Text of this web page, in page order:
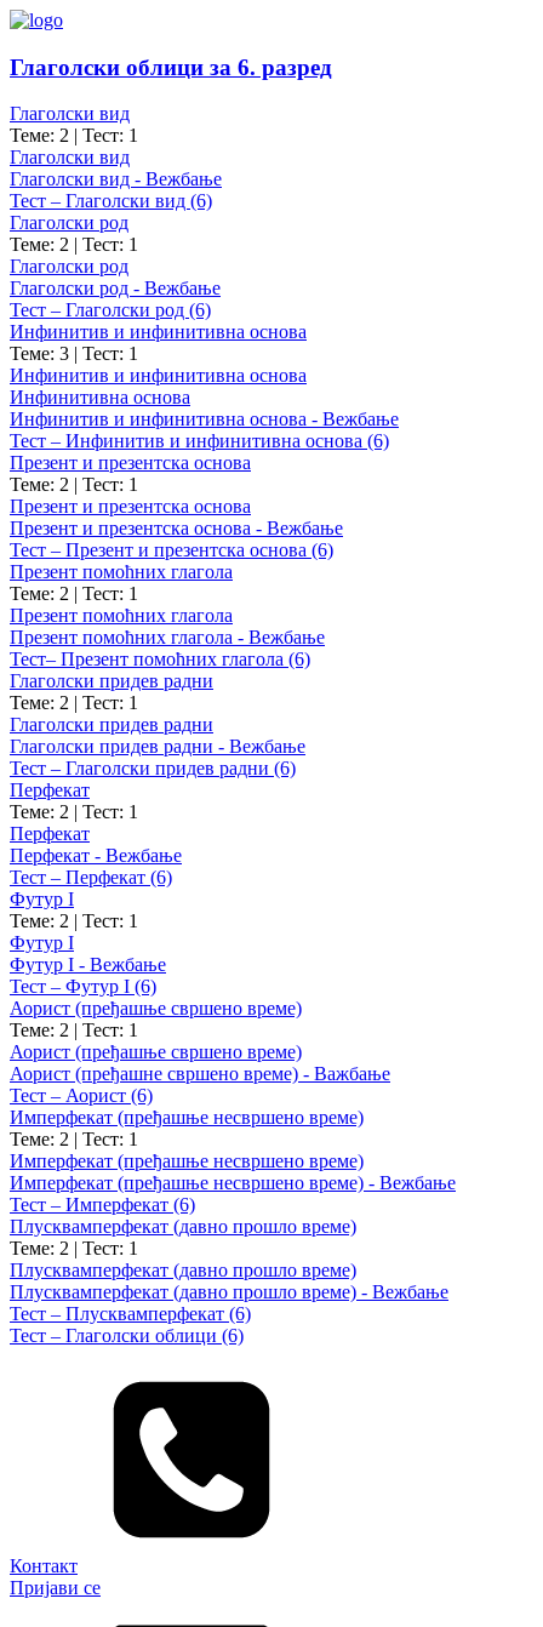
Глаголски облици за 6. разред
Глаголски вид
Теме: 2 | Тест: 1
Глаголски вид
Глаголски вид - Вежбање
Тест – Глаголски вид (6)
Глаголски род
Теме: 2 | Тест: 1
Глаголски род
Глаголски род - Вежбање
Тест – Глаголски род (6)
Инфинитив и инфинитивна основа
Теме: 3 | Тест: 1
Инфинитив и инфинитивна основа
Инфинитивна основа
Инфинитив и инфинитивна основа - Вежбање
Тест – Инфинитив и инфинитивна основа (6)
Презент и презентска основа
Теме: 2 | Тест: 1
Презент и презентска основа
Презент и презентска основа - Вежбање
Тест – Презент и презентска основа (6)
Презент помоћних глагола
Теме: 2 | Тест: 1
Презент помоћних глагола
Презент помоћних глагола - Вежбање
Тест– Презент помоћних глагола (6)
Глаголски придев радни
Теме: 2 | Тест: 1
Глаголски придев радни
Глаголски придев радни - Вежбање
Тест – Глаголски придев радни (6)
Перфекат
Теме: 2 | Тест: 1
Перфекат
Перфекат - Вежбање
Тест – Перфекат (6)
Футур I
Теме: 2 | Тест: 1
Футур I
Футур I - Вежбање
Тест – Футур I (6)
Аорист (пређашње свршено време)
Теме: 2 | Тест: 1
Аорист (пређашње свршено време)
Аорист (пређашне свршено време) - Важбање
Тест – Аорист (6)
Имперфекат (пређашње несвршено време)
Теме: 2 | Тест: 1
Имперфекат (пређашње несвршено време)
Имперфекат (пређашње несвршено време) - Вежбање
Тест – Имперфекат (6)
Плусквамперфекат (давно прошло време)
Теме: 2 | Тест: 1
Плусквамперфекат (давно прошло време)
Плусквамперфекат (давно прошло време) - Вежбање
Тест – Плусквамперфекат (6)
Тест – Глаголски облици (6)
Контакт
Пријави се